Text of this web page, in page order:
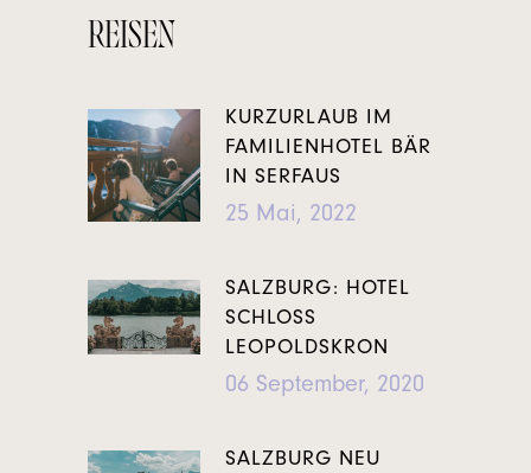
REISEN
KURZURLAUB IM
FAMILIENHOTEL BÄR
IN SERFAUS
25 Mai, 2022
SALZBURG: HOTEL
SCHLOSS
LEOPOLDSKRON
06 September, 2020
SALZBURG NEU